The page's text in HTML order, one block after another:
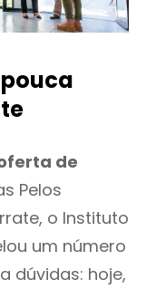
de
Pelos
o Instituto
um número
dúvidas: hoje,